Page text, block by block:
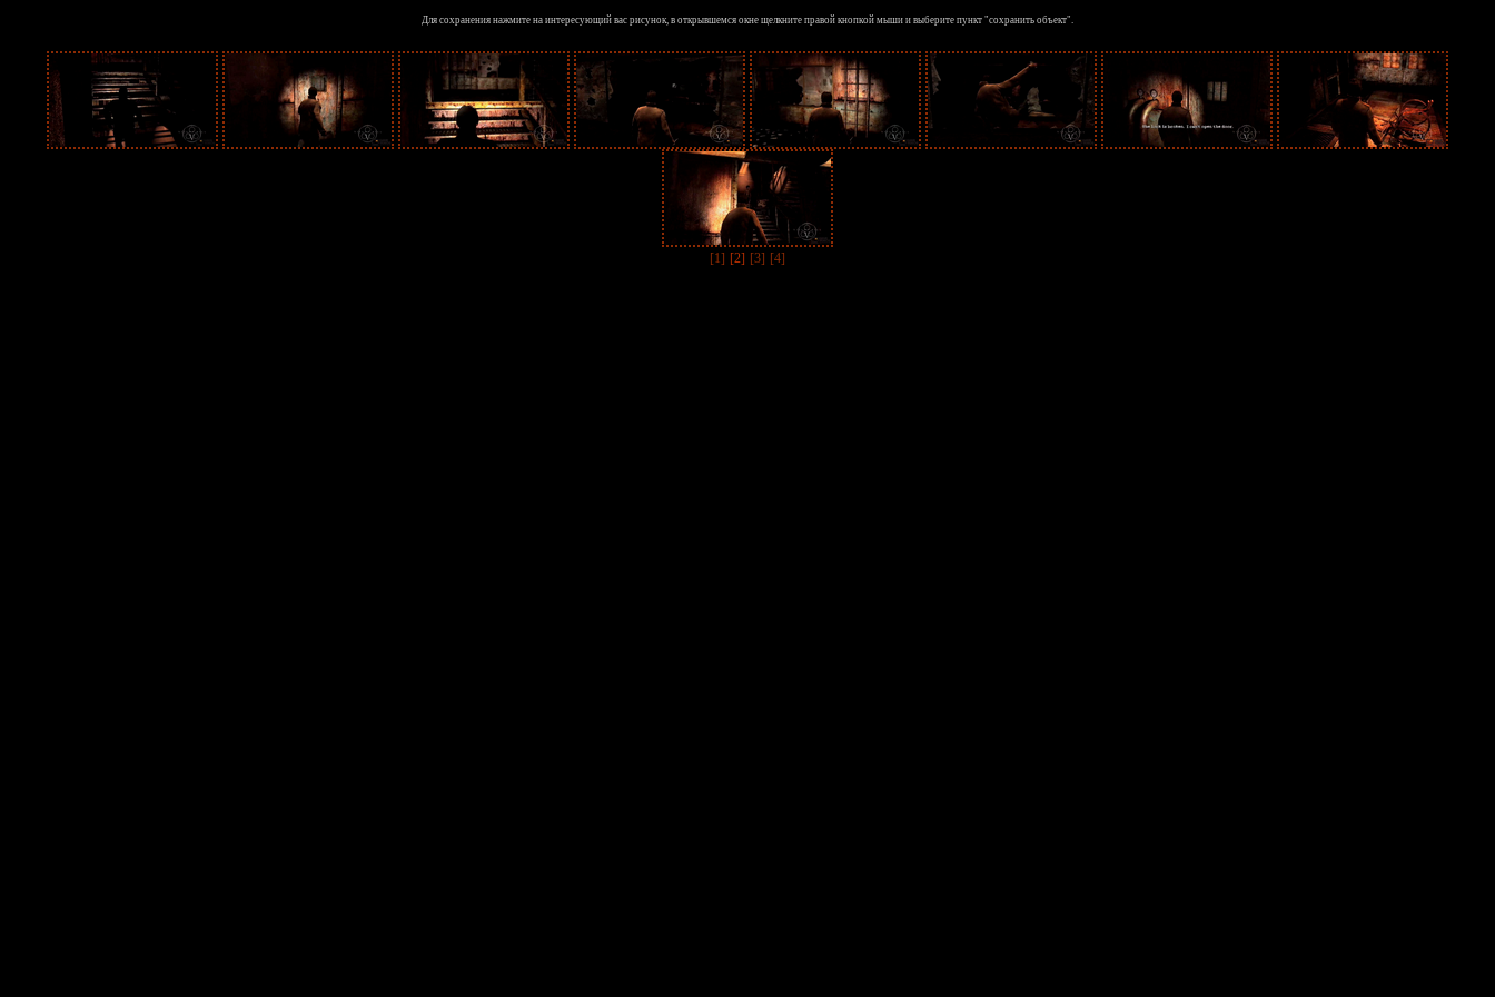
Для сохранения нажмите на интересующий вас рисунок, в открывшемся окне щелкните правой кнопкой мыши и выберите пункт "сохранить объект".
[1] [2] [3] [4]